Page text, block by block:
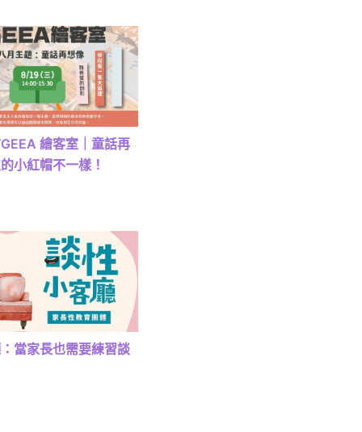
繪客室｜童話再
小紅帽不一樣！
當家長也需要練習談